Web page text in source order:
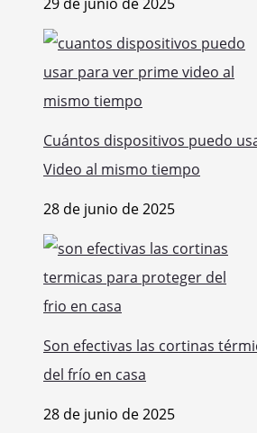
Cuántos dispositivos puedo
Video al mismo tiempo
28 de junio de 2025
Son efectivas las cortinas
del frío en casa
28 de junio de 2025